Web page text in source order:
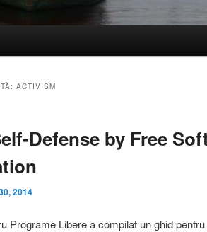
ACTIVISM
Defense by Free
2014
Programe Libere a compilat un ghid